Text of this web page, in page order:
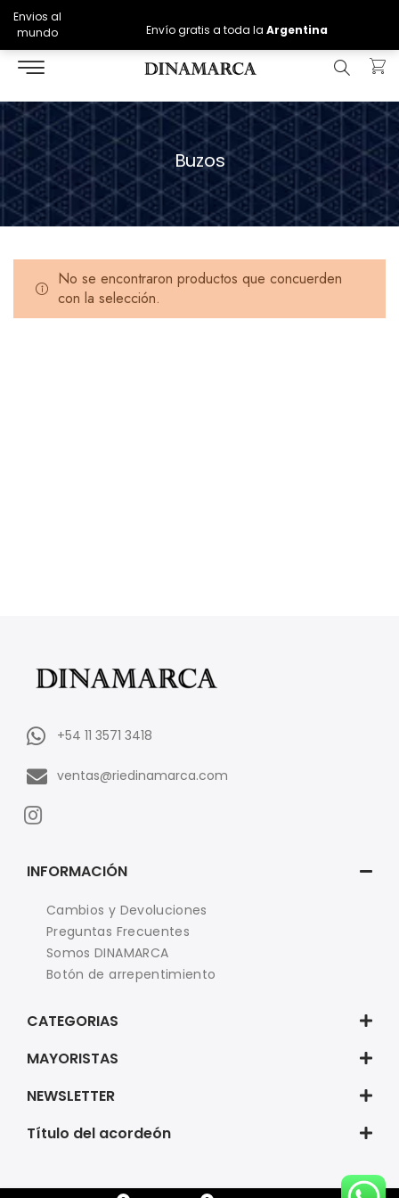
Envios al
mundo
Envío gratis a toda la Argentina
Buzos
No se encontraron productos que concuerden
con la selección.
+54 11 3571 3418
ventas@riedinamarca.com
INFORMACIÓN
Cambios y Devoluciones
Preguntas Frecuentes
Somos DINAMARCA
Botón de arrepentimiento
CATEGORIAS
MAYORISTAS
NEWSLETTER
Título del acordeón